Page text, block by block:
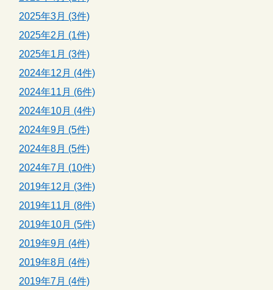
2025年3月 (3件)
2025年2月 (1件)
2025年1月 (3件)
2024年12月 (4件)
2024年11月 (6件)
2024年10月 (4件)
2024年9月 (5件)
2024年8月 (5件)
2024年7月 (10件)
2019年12月 (3件)
2019年11月 (8件)
2019年10月 (5件)
2019年9月 (4件)
2019年8月 (4件)
2019年7月 (4件)